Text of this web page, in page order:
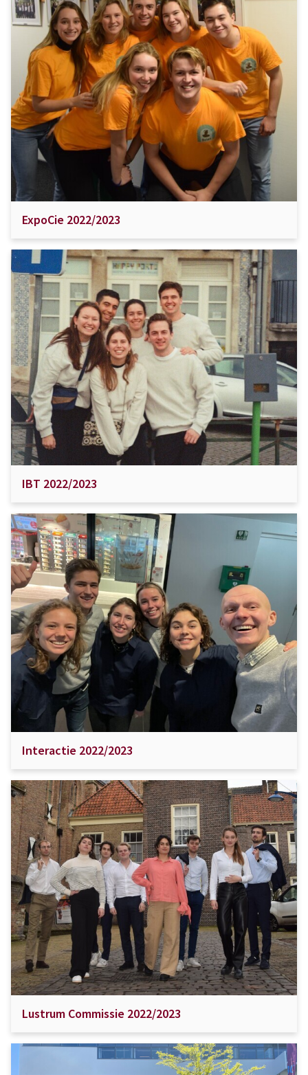
ExpoCie 2022/2023
IBT 2022/2023
Interactie 2022/2023
Lustrum Commissie 2022/2023